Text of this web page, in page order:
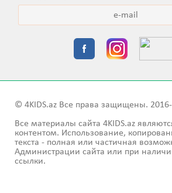
© 4KIDS.az Все права защищены.
Все материалы сайта 4KIDS.az
контентом. Использование,
текста - полная или частичная
Администрации сайта или при
ссылки.